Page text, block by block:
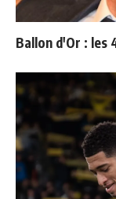
Ballon d'Or : les